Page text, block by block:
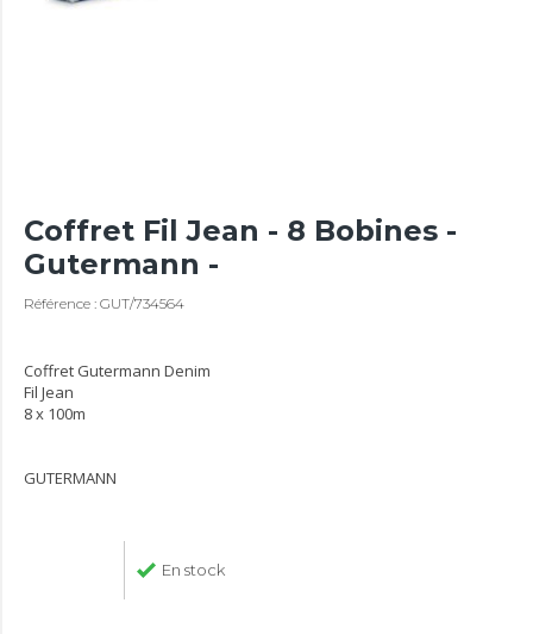
Coffret Fil Jean - 8 Bobines -
Gutermann -
Référence : GUT/734564
Coffret Gutermann Denim
Fil Jean
8 x 100m
GUTERMANN
En stock